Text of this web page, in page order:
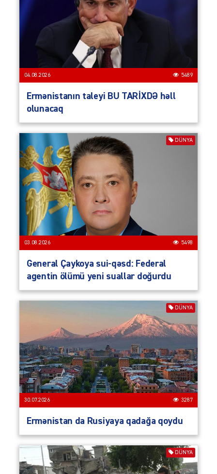
04.08.2026 5489
Ermənistanın taleyi BU TARİXDƏ həll
olunacaq
DÜNYA
03.08.2026 5498
General Çaykoya sui-qəsd: Federal
agentin ölümü yeni suallar doğurdu
DÜNYA
30.07.2026 3287
Ermənistan da Rusiyaya qadağa qoydu
DÜNYA